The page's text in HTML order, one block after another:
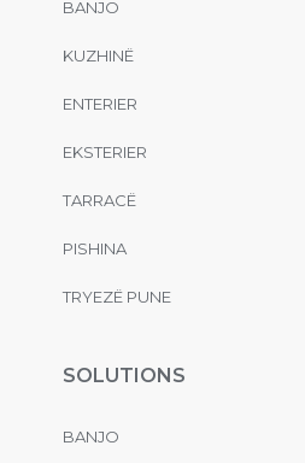
BANJO
KUZHINË
ENTERIER
EKSTERIER
TARRACË
PISHINA
TRYEZË PUNE
SOLUTIONS
BANJO